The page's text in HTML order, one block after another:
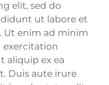
elit, sed do
ut labore et
Ut enim ad minim
exercitation
aliquip ex ea
Duis aute irure